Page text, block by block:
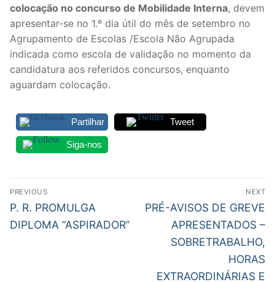
colocação no concurso de Mobilidade Interna, devem
apresentar-se no 1.º dia útil do mês de setembro no
Agrupamento de Escolas /Escola Não Agrupada
indicada como escola de validação no momento da
candidatura aos referidos concursos, enquanto
aguardam colocação.
Partilhar Tweet
Siga-nos
Navegação
de
artigos
PREVIOUS
Previous
post:
P. R. PROMULGA
DIPLOMA “ASPIRADOR”
NEXT
Next
PRÉ-AVISOS DE GREVE
APRESENTADOS –
SOBRETRABALHO,
HORAS
EXTRAORDINÁRIAS E